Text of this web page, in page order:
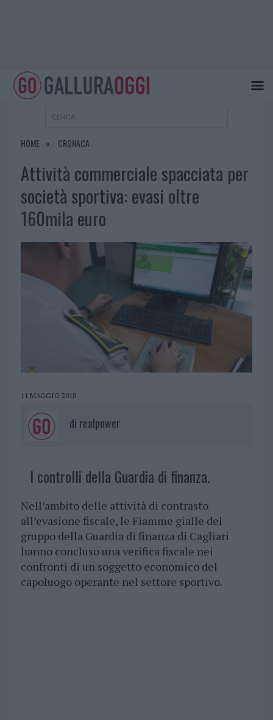
HOME CRONACA
Attività commerciale spacciata per
società sportiva: evasi oltre
160mila euro
11 MAGGIO 2018
di realpower
I controlli della Guardia di finanza.
Nell’ambito delle attività di contrasto
all’evasione fiscale, le Fiamme gialle del
gruppo della Guardia di finanza di Cagliari
hanno concluso una verifica fiscale nei
confronti di un soggetto economico del
capoluogo operante nel settore sportivo.